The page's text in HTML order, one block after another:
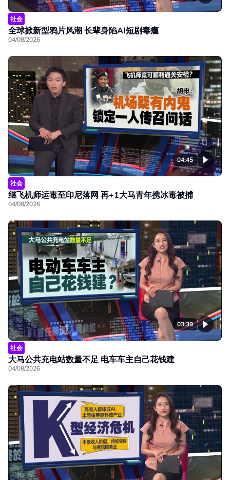
社会
全球掀新型鸦片风潮 长辈身陷AI短剧毒瘾
04/08/2026
04:45
社会
继飞机师运毒至印尼落网 再+1大马青年携冰毒被捕
04/08/2026
03:39
社会
大马公共充电站数量不足 电车车主自己花钱建
04/08/2026